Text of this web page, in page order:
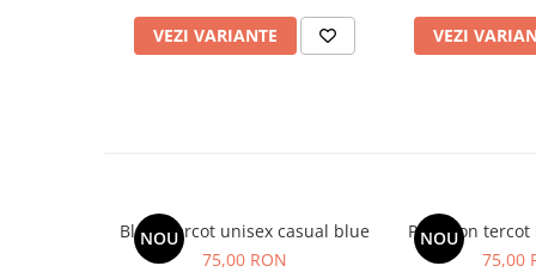
VEZI VARIANTE VEZI
NOU
Bluza tercot unisex casual blue
75,00 RON
NOU
Pantalon tercot
75,00